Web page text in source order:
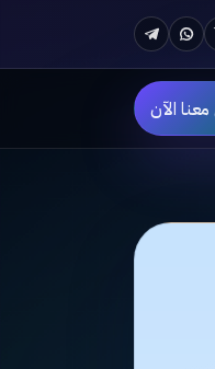
كل مهندس معماري في 2024
الآن